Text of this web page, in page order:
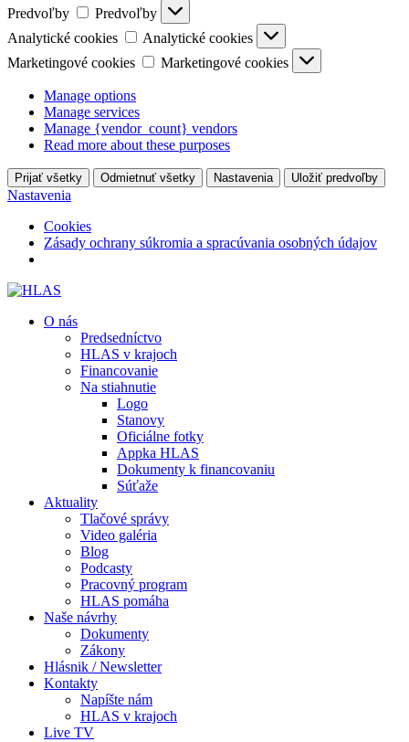
Predvoľby
Predvoľby
Analytické cookies
Analytické cookies
Marketingové cookies
Marketingové cookies
Manage options
Manage services
Manage {vendor_count} vendors
Read more about these purposes
Prijať všetky Odmietnuť všetky Nastavenia Uložiť predvoľby
Nastavenia
Cookies
Zásady ochrany súkromia a spracúvania osobných údajov
O nás
Predsedníctvo
HLAS v krajoch
Financovanie
Na stiahnutie
Logo
Stanovy
Oficiálne fotky
Appka HLAS
Dokumenty k financovaniu
Súťaže
Aktuality
Tlačové správy
Video galéria
Blog
Podcasty
Pracovný program
HLAS pomáha
Naše návrhy
Dokumenty
Zákony
Hlásnik / Newsletter
Kontakty
Napíšte nám
HLAS v krajoch
Live TV